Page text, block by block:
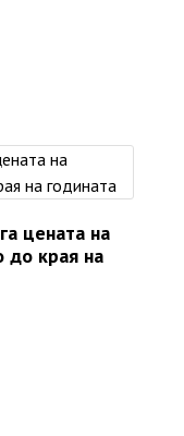
цената на
до края на